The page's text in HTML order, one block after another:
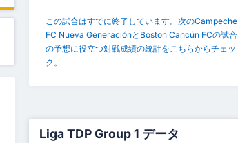
この試合はすでに終了しています。次のCampeche
FC Nueva GeneraciónとBoston Cancún FCの試合
の予想に役立つ対戦成績の統計をこちらからチェッ
ク。
Liga TDP Group 1 データ